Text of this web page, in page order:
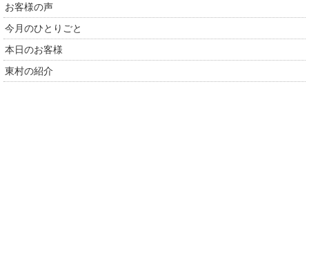
お客様の声
今月のひとりごと
本日のお客様
東村の紹介